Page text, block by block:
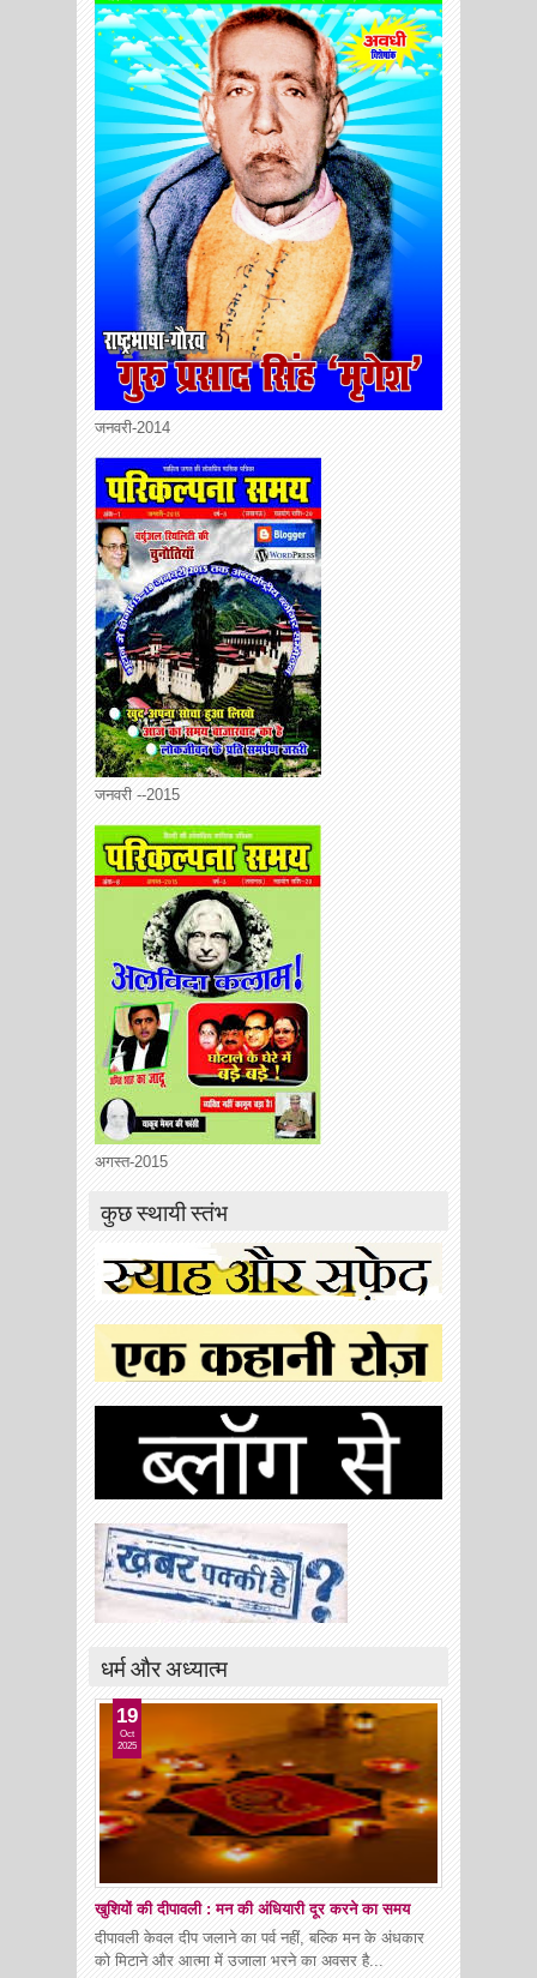
जनवरी-2014
जनवरी --2015
अगस्त-2015
कुछ स्थायी स्तंभ
धर्म और अध्यात्म
खुशियों की दीपावली : मन की अंधियारी दूर करने का समय
19
Oct
2025
दीपावली केवल दीप जलाने का पर्व नहीं, बल्कि मन के अंधकार
को मिटाने और आत्मा में उजाला भरने का अवसर है...